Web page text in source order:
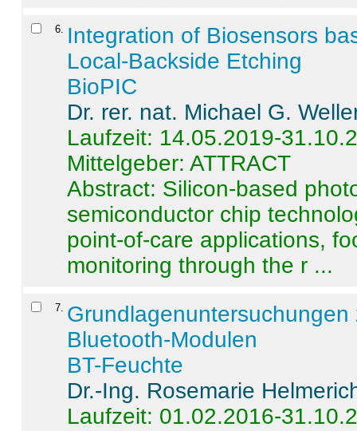
6
Integration of Biosensors
Local-Backside Etching
BioPIC
Dr. rer. nat. Michael G.
Laufzeit: 14.05.2019-
Mittelgeber: ATTRACT
Abstract: Silicon-based
semiconductor chip
point-of-care applications,
monitoring through the r ...
7
Bluetooth-Modulen
BT-Feuchte
Dr.-Ing. Rosemarie
Laufzeit: 01.02.2016-